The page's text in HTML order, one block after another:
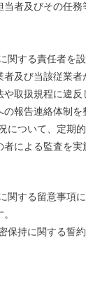
者及びその任
する責任者を
及び当該従業者
取扱規程に違
報告連絡体制を
ついて、定期
による監査を実
する留意事項
持に関する誓